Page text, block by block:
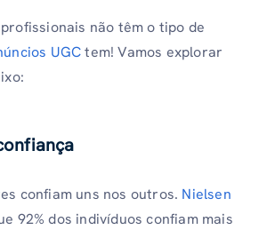
não têm o tipo de
UGCtem! Vamos explorar
confiam uns nos outros. Nielsen
92% dos indivíduos confiam mais